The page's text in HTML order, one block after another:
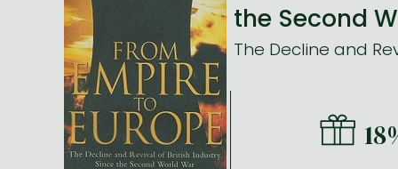
the Second
The Decline and